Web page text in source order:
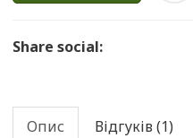
Share social:
Опис Відгуків (1)